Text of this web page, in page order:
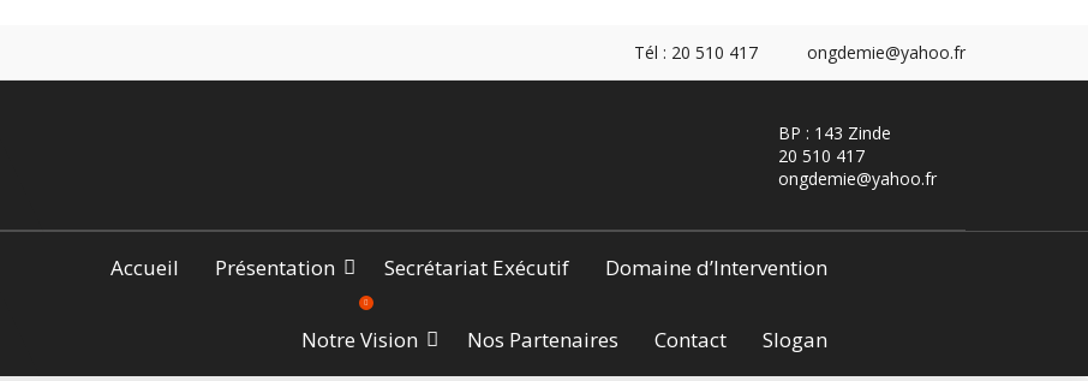
ongdemie@yahoo.fr
Tél : 20 510 417
BP : 143 Zinde
20 510 417
ongdemie@yahoo.fr
Accueil Présentation Secrétariat Exécutif Domaine d’Intervention
Notre Vision Nos Partenaires Contact Slogan